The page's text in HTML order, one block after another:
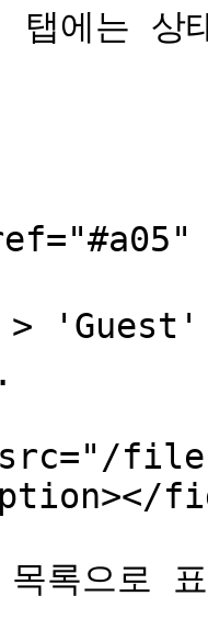
에는 상
'Guest'
files/
록으로